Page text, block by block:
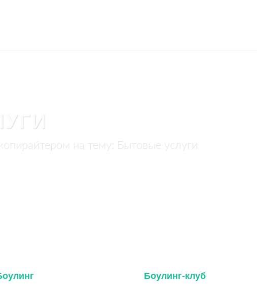
на тему: Бытовые услуги
Боулинг-клуб